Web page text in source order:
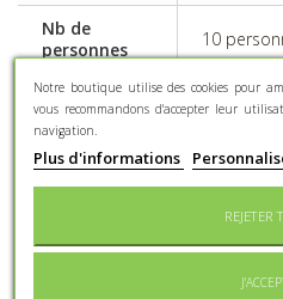
Nb de
personnes
10
DESCRIPTION
Les célèbres obus
Braquier.
au monde : la
Notre boutique utilise des cookies pour
vous recommandons d'accepter leur
navigation.
Plus d'informations
REJETER